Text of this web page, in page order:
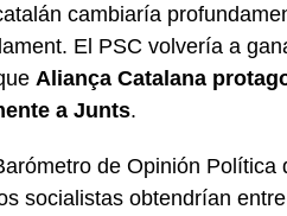
cambiaría
El PSC volvería a
Aliança Catalana
a Junts.
de Opinión Política
socialistas obtendrían entre